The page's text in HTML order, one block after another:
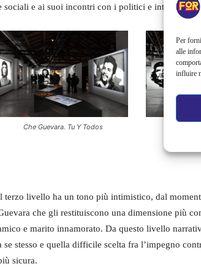
Per
alle
influire
sociali e ai suoi incontri con i politici e intellettuali
Che Guevara. Tu Y Todos
terzo livello ha un tono più intimistico, dal
che gli restituiscono una dimensione più
e marito innamorato. Da questo livello
se stesso e quella difficile scelta fra l’impegno
sicura.